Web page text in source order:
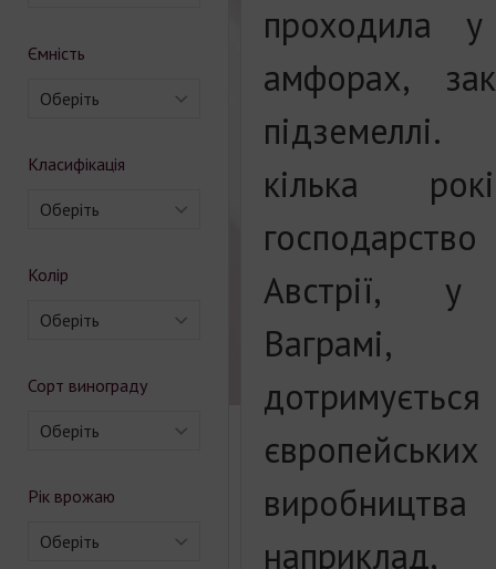
Ємність
Оберіть
Класифікація
Оберіть
Колір
Оберіть
Сорт винограду
Оберіть
Рік врожаю
Оберіть
проходила у
амфорах,
підземеллі.
кілька
Австрії, у
наприклад,